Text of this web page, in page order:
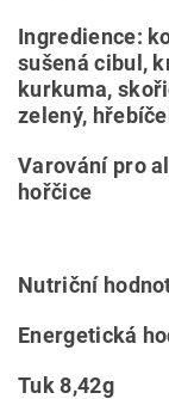
Ingredience:
sušená cibul,
kurkuma,
zelený,
Varování pro
hořčice
Nutriční
Energetická
Tuk 8,42g